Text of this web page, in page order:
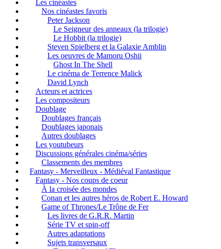
Les cinéastes
Nos cinéastes favoris
Peter Jackson
Le Seigneur des anneaux (la trilogie)
Le Hobbit (la trilogie)
Steven Spielberg et la Galaxie Amblin
Les oeuvres de Mamoru Oshii
Ghost In The Shell
Le cinéma de Terrence Malick
David Lynch
Acteurs et actrices
Les compositeurs
Doublage
Doublages français
Doublages japonais
Autres doublages
Les youtubeurs
Discussions générales cinéma/séries
Classements des membres
Fantasy - Merveilleux - Médiéval Fantastique
Fantasy - Nos coups de coeur
À la croisée des mondes
Conan et les autres héros de Robert E. Howard
Game of Thrones/Le Trône de Fer
Les livres de G.R.R. Martin
Série TV et spin-off
Autres adaptations
Sujets transversaux